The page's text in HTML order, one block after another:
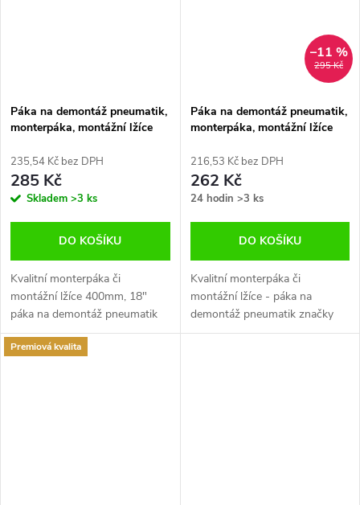
Páka na demontáž pneumatik,
monterpáka, montážní lžíce
235,54 Kč bez DPH
285 Kč
Skladem >3 ks
DO KOŠÍKU
Kvalitní monterpáka či
montážní lžíce 400mm, 18"
páka na demontáž pneumatik
značky Jonnesway
295 Kč
–11 %
Páka na demontáž pneumatik,
monterpáka, montážní lžíce
216,53 Kč bez DPH
262 Kč
24 hodin >3 ks
DO KOŠÍKU
Kvalitní monterpáka či
montážní lžíce - páka na
demontáž pneumatik značky
Jonnesway
Premiová kvalita